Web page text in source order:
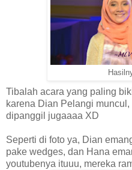
Tibalah acara yang paling
karena Dian Pelangi
dipanggil jugaaaa XD
Seperti di foto ya, Dian
pake wedges, dan Hana
youtubenya ituuu, mereka